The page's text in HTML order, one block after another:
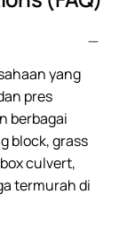
yang
pres
berbagai
block, grass
culvert,
termurah di